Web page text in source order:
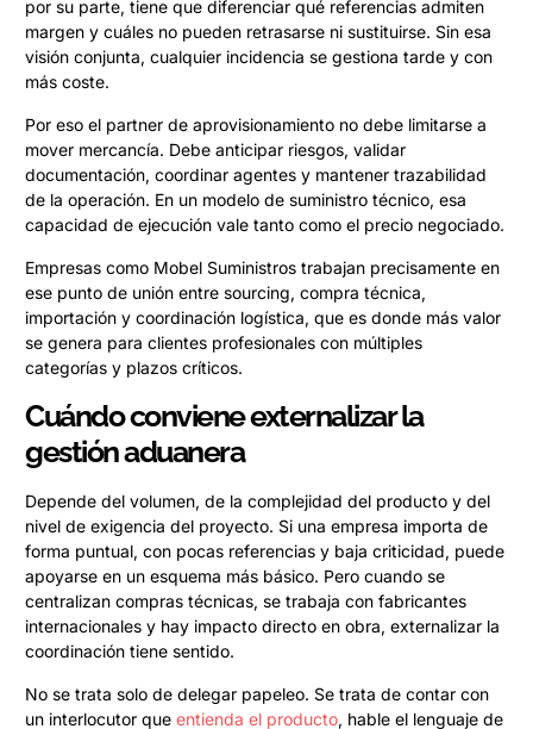
por su parte, tiene que diferenciar qué referencias admiten
margen y cuáles no pueden retrasarse ni sustituirse. Sin esa
visión conjunta, cualquier incidencia se gestiona tarde y con
más coste.
Por eso el partner de aprovisionamiento no debe limitarse a
mover mercancía. Debe anticipar riesgos, validar
documentación, coordinar agentes y mantener trazabilidad
de la operación. En un modelo de suministro técnico, esa
capacidad de ejecución vale tanto como el precio negociado.
Empresas como Mobel Suministros trabajan precisamente en
ese punto de unión entre sourcing, compra técnica,
importación y coordinación logística, que es donde más valor
se genera para clientes profesionales con múltiples
categorías y plazos críticos.
Cuándo conviene externalizar la
gestión aduanera
Depende del volumen, de la complejidad del producto y del
nivel de exigencia del proyecto. Si una empresa importa de
forma puntual, con pocas referencias y baja criticidad, puede
apoyarse en un esquema más básico. Pero cuando se
centralizan compras técnicas, se trabaja con fabricantes
internacionales y hay impacto directo en obra, externalizar la
coordinación tiene sentido.
No se trata solo de delegar papeleo. Se trata de contar con
un interlocutor que entienda el producto, hable el lenguaje de